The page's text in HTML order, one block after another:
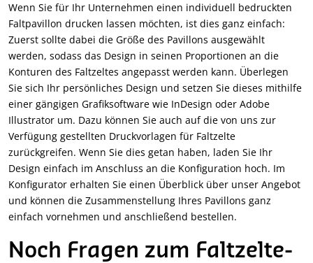
Wenn Sie für Ihr Unternehmen einen individuell bedruckten
Faltpavillon drucken lassen möchten, ist dies ganz einfach:
Zuerst sollte dabei die Größe des Pavillons ausgewählt
werden, sodass das Design in seinen Proportionen an die
Konturen des Faltzeltes angepasst werden kann. Überlegen
Sie sich Ihr persönliches Design und setzen Sie dieses mithilfe
einer gängigen Grafiksoftware wie InDesign oder Adobe
Illustrator um. Dazu können Sie auch auf die von uns zur
Verfügung gestellten Druckvorlagen für Faltzelte
zurückgreifen. Wenn Sie dies getan haben, laden Sie Ihr
Design einfach im Anschluss an die Konfiguration hoch. Im
Konfigurator erhalten Sie einen Überblick über unser Angebot
und können die Zusammenstellung Ihres Pavillons ganz
einfach vornehmen und anschließend bestellen.
Noch Fragen zum Faltzelte-